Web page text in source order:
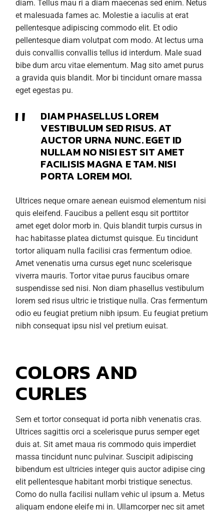
diam. Tellus mau ri a diam maecenas sed enim. Netus
et malesuada fames ac. Molestie a iaculis at erat
pellentesque adipiscing commodo elit. Et odio
pellentesque diam volutpat com modo. At lectus urna
duis convallis convallis tellus id interdum. Male suad
bibe dum arcu vitae elementum. Mag sito amet purus
a gravida quis blandit. Mor bi tincidunt ornare massa
eget egestas pu.
DIAM PHASELLUS LOREM
VESTIBULUM SED RISUS. AT
AUCTOR URNA NUNC. EGET ID
NULLAM NO NISI EST SIT AMET
FACILISIS MAGNA E TAM. NISI
PORTA LOREM MOI.
Ultrices neque ornare aenean euismod elementum nisi
quis eleifend. Faucibus a pellent esqu sit porttitor
amet eget dolor morb in. Quis blandit turpis cursus in
hac habitasse platea dictumst quisque. Eu tincidunt
tortor aliquam nulla facilisi cras fermentum odioe.
Amet venenatis urna cursus eget nunc scelerisque
viverra mauris. Tortor vitae purus faucibus ornare
suspendisse sed nisi. Non diam phasellus vestibulum
lorem sed risus ultric ie tristique nulla. Cras fermentum
odio eu feugiat pretium nibh ipsum. Eu feugiat pretium
nibh consequat ipsu nisl vel pretium euisat.
COLORS AND
CURLES
Sem et tortor consequat id porta nibh venenatis cras.
Ultrices sagittis orci a scelerisque purus semper eget
duis at. Sit amet maua ris commodo quis imperdiet
massa tincidunt nunc pulvinar. Suscipit adipiscing
bibendum est ultricies integer quis auctor adipise cing
elit pellentesque habitant morbi tristique senectus.
Como do nulla facilisi nullam vehic ul ipsum a. Metus
aliquam endone eleife mi in. Ullamcorper nec sit amet